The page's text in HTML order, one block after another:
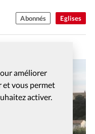
améliorer
vous permet
activer.
Eglises
Abonnés